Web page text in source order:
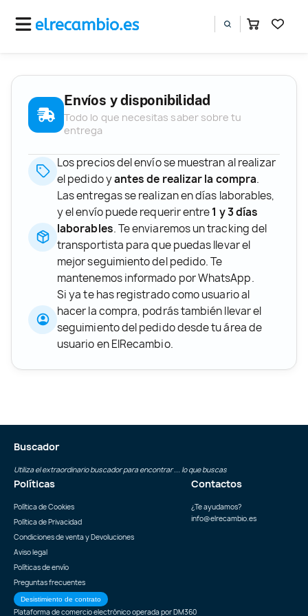
Envíos y disponibilidad
Todo lo que necesitas saber sobre tu
entrega
Los precios del envío se muestran al realizar
el pedido yantes de realizar la compra.
Las entregas se realizan en días laborables,
y el envío puede requerir entre1 y 3 días
laborables. Te enviaremos un tracking del
transportista para que puedas llevar el
mejor seguimiento del pedido. Te
mantenemos informado por WhatsApp.
Si ya te has registrado como usuario al
hacer la compra, podrás también llevar el
seguimiento del pedido desde tu área de
usuario en ElRecambio.
Buscador
Utiliza el extraordinario buscador para encontrar ... lo que buscas
Políticas
Política de Cookies
Política de Privacidad
Condiciones de venta y Devoluciones
Aviso legal
Políticas de envío
Preguntas frecuentes
Desistimiento de contrato
Contactos
¿Te ayudamos?
info@elrecambio.es
Plataforma de comercio electrónico operada porDM360